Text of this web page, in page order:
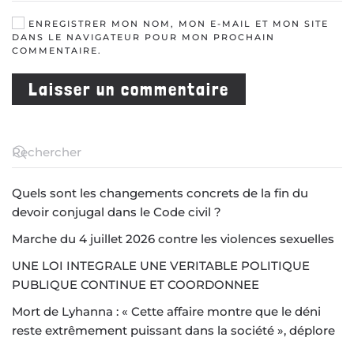
ENREGISTRER MON NOM, MON E-MAIL ET MON SITE
DANS LE NAVIGATEUR POUR MON PROCHAIN
COMMENTAIRE.
Laisser un commentaire
Quels sont les changements concrets de la fin du
devoir conjugal dans le Code civil ?
Marche du 4 juillet 2026 contre les violences sexuelles
UNE LOI INTEGRALE UNE VERITABLE POLITIQUE
PUBLIQUE CONTINUE ET COORDONNEE
Mort de Lyhanna : « Cette affaire montre que le déni
reste extrêmement puissant dans la société », déplore